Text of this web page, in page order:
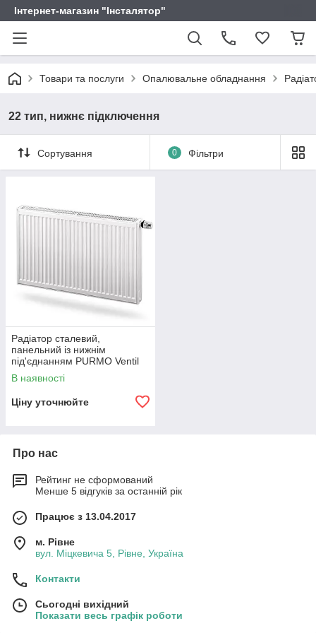
Інтернет-магазин "Інсталятор"
Товари та послуги Опалювальне обладнання
22 тип, нижнє підключення
Сортування 0 Фільтри
Радіатор сталевий,
панельний із нижнім
під'єднанням PURMO Ventil
Compact 22
В наявності
Ціну уточнюйте
Про нас
Рейтинг не сформований
Менше 5 відгуків за останній рік
Працює з 13.04.2017
м. Рівне
вул. Міцкевича 5, Рівне, Україна
Контакти
Сьогодні вихідний
Показати весь графік роботи